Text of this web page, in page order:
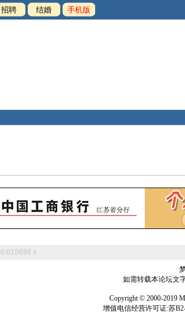
招聘 结婚 手机版
0.015688 s
如需转载本论坛文
Copyright © 2000-2019
增值电信经营许可证:苏